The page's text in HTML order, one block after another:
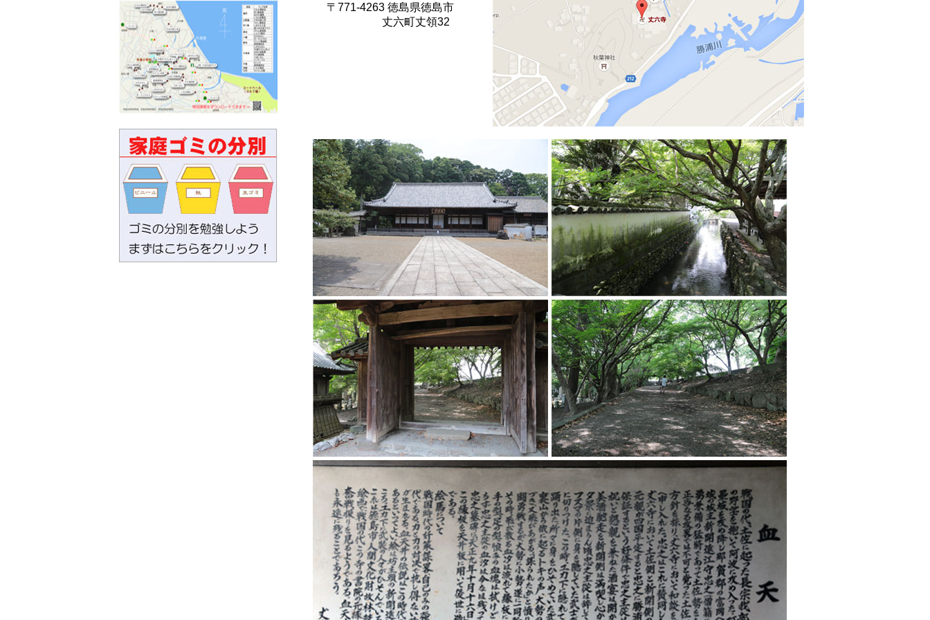
〒771-4263 徳島県徳島市
丈六町丈領32